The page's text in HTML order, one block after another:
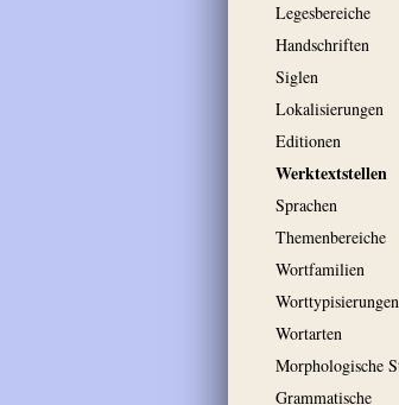
Legesbereiche
Handschriften
Siglen
Lokalisierungen
Editionen
Werktextstellen
Sprachen
Themenbereiche
Wortfamilien
Worttypisierungen
Wortarten
Morphologische
Grammatische